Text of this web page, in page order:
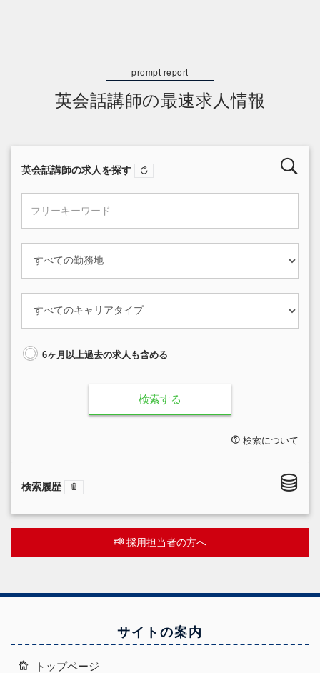
英会話講師の最速求人情報
英会話講師の求人を探す
6ヶ月以上過去の求人も含める
検索する
検索について
検索履歴
採用担当者の方へ
サイトの案内
トップページ